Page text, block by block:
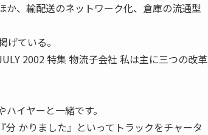
、輸配送のネットワーク化、倉庫の流通型
ている。
2002 特集 物流子会社 私は主に三つの改革
イヤーと一緒です。
かりました』といってトラックをチャータ